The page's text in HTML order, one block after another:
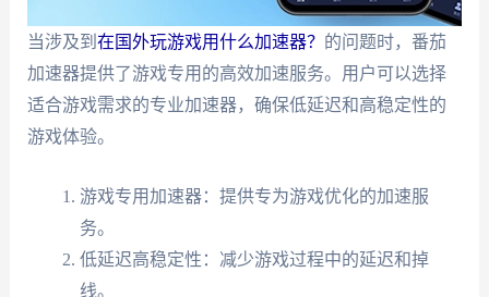
当涉及到 在国外玩游戏用什么加速器？ 的问题时，番茄
加速器提供了游戏专用的高效加速服务。用户可以选择
适合游戏需求的专业加速器，确保低延迟和高稳定性的
游戏体验。
游戏专用加速器：提供专为游戏优化的加速服
务。
低延迟高稳定性：减少游戏过程中的延迟和掉
线。